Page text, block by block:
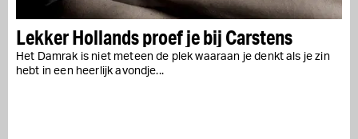
Lekker Hollands proef je bij Carstens
Het Damrak is niet meteen de plek waaraan je denkt als je zin
hebt in een heerlijk avondje...